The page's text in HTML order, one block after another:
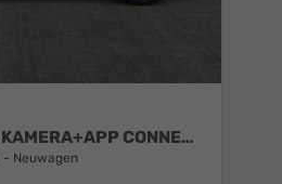
Prime ACC+SHZ+KLIMA+KAMERA+APP CONNECT+LED+17" ALU
Neuwagen